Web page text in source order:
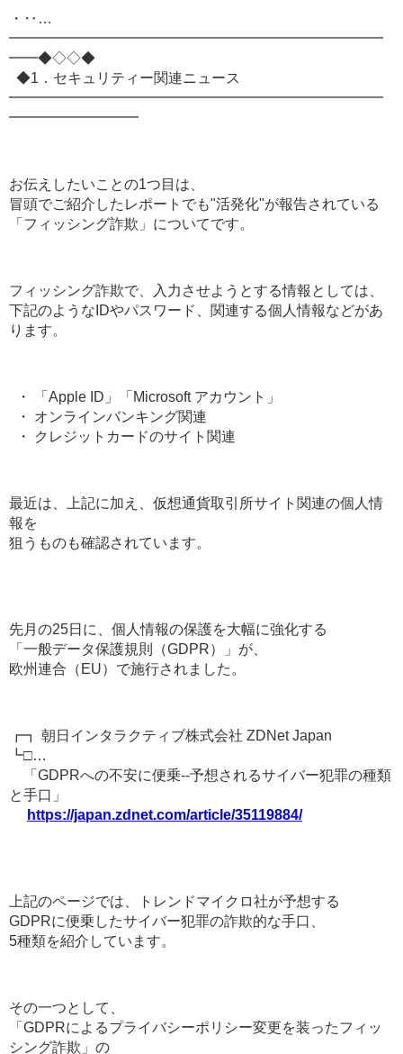
・‥…
━━━━━━━━━━━━━━━━━━━━━━━━━━
━━◆◇◇◆
◆1．セキュリティー関連ニュース
━━━━━━━━━━━━━━━━━━━━━━━━━━
━━━━━━━━━
お伝えしたいことの1つ目は、
冒頭でご紹介したレポートでも"活発化"が報告されている
「フィッシング詐欺」についてです。
フィッシング詐欺で、入力させようとする情報としては、
下記のようなIDやパスワード、関連する個人情報などがあ
ります。
・ 「Apple ID」「Microsoft アカウント」
・ オンラインバンキング関連
・ クレジットカードのサイト関連
最近は、上記に加え、仮想通貨取引所サイト関連の個人情
報を
狙うものも確認されています。
先月の25日に、個人情報の保護を大幅に強化する
「一般データ保護規則（GDPR）」が、
欧州連合（EU）で施行されました。
┏┓ 朝日インタラクティブ株式会社 ZDNet Japan
┗□…
「GDPRへの不安に便乗--予想されるサイバー犯罪の種類
と手口」
https://japan.zdnet.com/article/35119884/
上記のページでは、トレンドマイクロ社が予想する
GDPRに便乗したサイバー犯罪の詐欺的な手口、
5種類を紹介しています。
その一つとして、
「GDPRによるプライバシーポリシー変更を装ったフィッ
シング詐欺」の